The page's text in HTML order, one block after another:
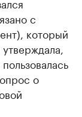
с
который
о